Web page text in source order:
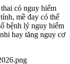
có nguy hiểm
mề đay có thể
bệnh lý nguy hiểm
hay tăng nguy cơ